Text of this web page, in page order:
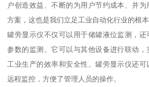
户创造效益、不断的为用户节约成本、并
方案，这也是我们立足工业自动化行业的根本
罐旁显示仪不仅可以用于储罐液位监测，
参数的监测。它可以与其他设备进行联动
工业生产的效率和安全性。罐旁显示仪还
远程监控，方便了管理人员的操作。